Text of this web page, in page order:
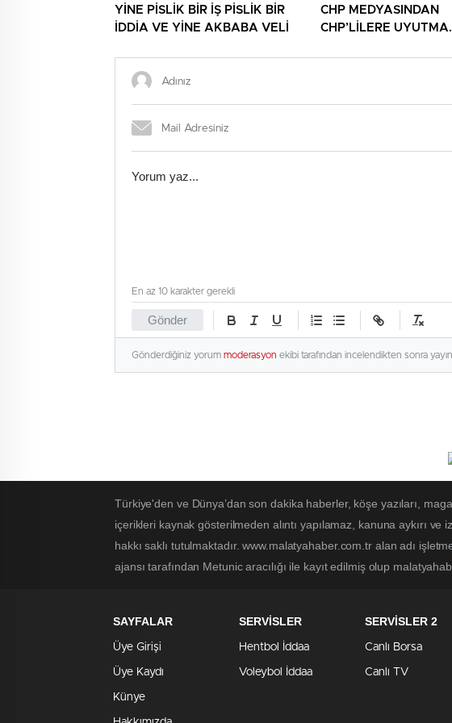
YİNE PİSLİK BİR İŞ PİSLİK BİR
İDDİA VE YİNE AKBABA VELİ
CHP MEDYASINDAN
CHP’LİLERE UYUTMA
Gönder
En az 10 karakter gerekli
Gönderdiğiniz yorum moderasyon ekibi tarafından incelendikten sonra
Türkiye'den ve Dünya’dan son dakika haberler, köşe yazıları,
içerikleri kaynak gösterilmeden alıntı yapılamaz, kanuna aykırı
hakkı saklı tutulmaktadır. www.malatyahaber.com.tr alan adı
ajansı tarafından Metunic aracılığı ile kayıt edilmiş olup
SAYFALAR
Üye Girişi
Üye Kaydı
Künye
SERVİSLER
Hentbol İddaa
Voleybol İddaa
SERVİSLER 2
Canlı Borsa
Canlı TV